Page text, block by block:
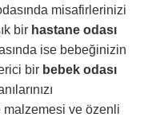
misafirlerinizi
bir hastane odası
ise bebeğinizin
bir bebek odası
ve özenli